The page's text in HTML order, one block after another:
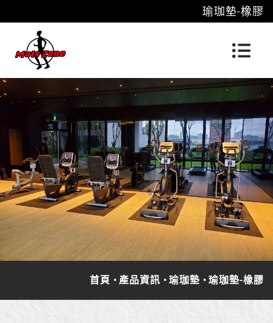
瑜珈墊-橡膠
首頁 產品資訊 瑜珈墊 瑜珈墊-橡膠